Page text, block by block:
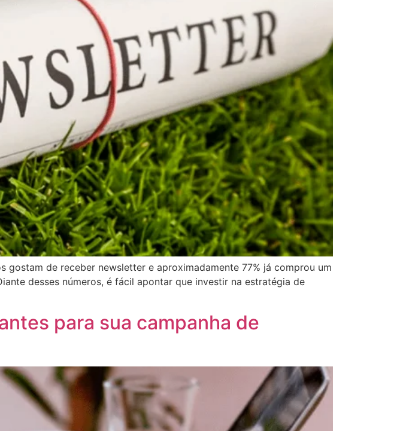
de receber newsletter e aproximadamente 77% já comprou um
desses números, é fácil apontar que investir na estratégia de
para sua campanha de